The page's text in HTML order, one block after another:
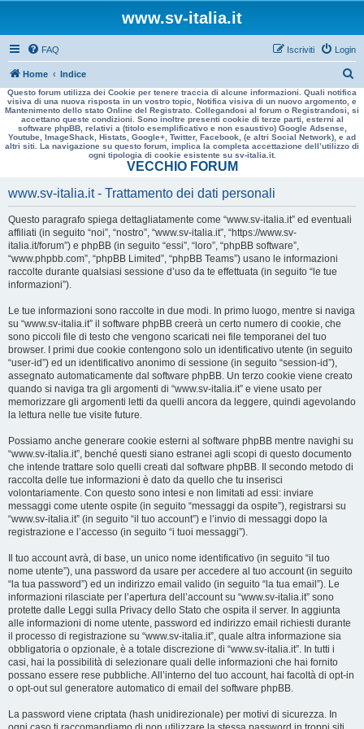
www.sv-italia.it
FAQ Login
Iscriviti
Home Indice
e
r
a
Questo forum utilizza dei Cookie per tenere traccia di alcune informazioni. Quali notifica
visiva di una nuova risposta in un vostro topic, Notifica visiva di un nuovo argomento, e
Mantenimento dello stato Online del Registrato. Collegandosi al forum o Registrandosi, si
accettano queste condizioni. Sono inoltre presenti cookie di terze parti, esterni al
software phpBB, relativi a (titolo esemplificativo e non esaustivo) Google Adsense,
Youtube, ImageShack, Histats, Google+, Twitter, Facebook, (e altri Social Network), e ad
altri siti. La navigazione su questo forum, implica la completa accettazione dell’utilizzo di
ogni tipologia di cookie esistente su sv-italia.it.
VECCHIO FORUM
www.sv-italia.it - Trattamento dei dati personali
Questo paragrafo spiega dettagliatamente come “www.sv-italia.it” ed eventuali
affiliati (in seguito “noi”, “nostro”, “www.sv-italia.it”, “https://www.sv-
italia.it/forum”) e phpBB (in seguito “essi”, “loro”, “phpBB software”,
“www.phpbb.com”, “phpBB Limited”, “phpBB Teams”) usano le informazioni
raccolte durante qualsiasi sessione d’uso da te effettuata (in seguito “le tue
informazioni”).
Le tue informazioni sono raccolte in due modi. In primo luogo, mentre si naviga
su “www.sv-italia.it” il software phpBB creerà un certo numero di cookie, che
sono piccoli file di testo che vengono scaricati nei file temporanei del tuo
browser. I primi due cookie contengono solo un identificativo utente (in seguito
“user-id”) ed un identificativo anonimo di sessione (in seguito “session-id”),
assegnato automaticamente dal software phpBB. Un terzo cookie viene creato
quando si naviga tra gli argomenti di “www.sv-italia.it” e viene usato per
memorizzare gli argomenti letti da quelli ancora da leggere, quindi agevolando
la lettura nelle tue visite future.
Possiamo anche generare cookie esterni al software phpBB mentre navighi su
“www.sv-italia.it”, benché questi siano estranei agli scopi di questo documento
che intende trattare solo quelli creati dal software phpBB. Il secondo metodo di
raccolta delle tue informazioni è dato da quello che tu inserisci
volontariamente. Con questo sono intesi e non limitati ad essi: inviare
messaggi come utente ospite (in seguito “messaggi da ospite”), registrarsi su
“www.sv-italia.it” (in seguito “il tuo account”) e l’invio di messaggi dopo la
registrazione e l’accesso (in seguito “i tuoi messaggi”).
Il tuo account avrà, di base, un unico nome identificativo (in seguito “il tuo
nome utente”), una password da usare per accedere al tuo account (in seguito
“la tua password”) ed un indirizzo email valido (in seguito “la tua email”). Le
informazioni rilasciate per l’apertura dell’account su “www.sv-italia.it” sono
protette dalle Leggi sulla Privacy dello Stato che ospita il server. In aggiunta
alle informazioni di nome utente, password ed indirizzo email richiesti durante
il processo di registrazione su “www.sv-italia.it”, quale altra informazione sia
obbligatoria o opzionale, è a totale discrezione di “www.sv-italia.it”. In tutti i
casi, hai la possibilità di selezionare quali delle informazioni che hai fornito
possano essere rese pubbliche. All’interno del tuo account, hai facoltà di opt-in
o opt-out sul generatore automatico di email del software phpBB.
La password viene criptata (hash unidirezionale) per motivi di sicurezza. In